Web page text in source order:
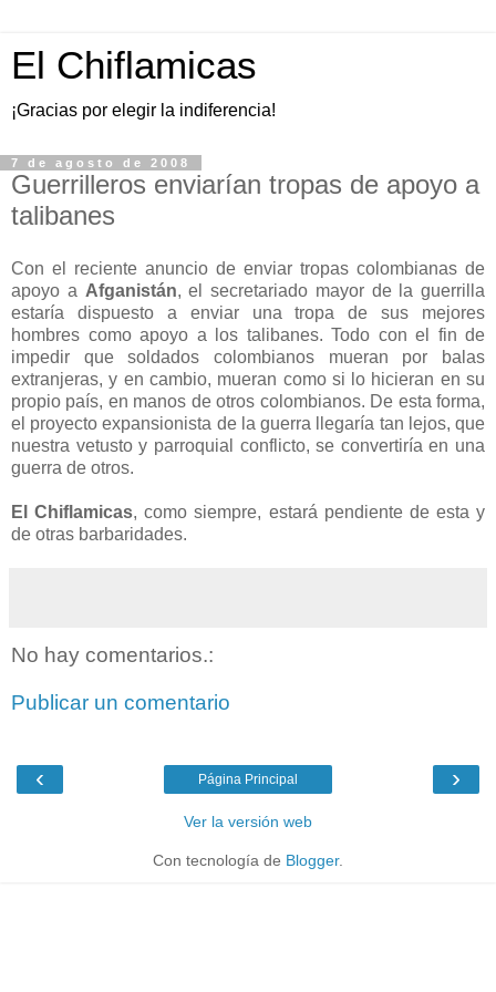
El Chiflamicas
¡Gracias por elegir la indiferencia!
7 de agosto de 2008
Guerrilleros enviarían tropas de apoyo a
talibanes
Con el reciente anuncio de enviar tropas colombianas de
apoyo a Afganistán, el secretariado mayor de la guerrilla
estaría dispuesto a enviar una tropa de sus mejores
hombres como apoyo a los talibanes. Todo con el fin de
impedir que soldados colombianos mueran por balas
extranjeras, y en cambio, mueran como si lo hicieran en su
propio país, en manos de otros colombianos. De esta forma,
el proyecto expansionista de la guerra llegaría tan lejos, que
nuestra vetusto y parroquial conflicto, se convertiría en una
guerra de otros.
El Chiflamicas, como siempre, estará pendiente de esta y
de otras barbaridades.
No hay comentarios.:
Publicar un comentario
‹ ›
Página Principal
Ver la versión web
Con tecnología de Blogger.